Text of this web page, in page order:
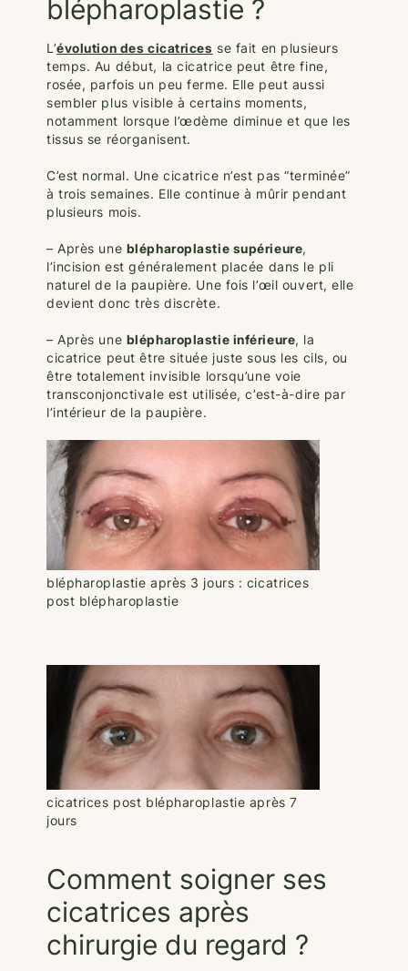
blépharoplastie ?
L’évolution des cicatrices se fait en plusieurs
temps. Au début, la cicatrice peut être fine,
rosée, parfois un peu ferme. Elle peut aussi
sembler plus visible à certains moments,
notamment lorsque l’œdème diminue et que les
tissus se réorganisent.
C’est normal. Une cicatrice n’est pas “terminée”
à trois semaines. Elle continue à mûrir pendant
plusieurs mois.
– Après une blépharoplastie supérieure,
l’incision est généralement placée dans le pli
naturel de la paupière. Une fois l’œil ouvert, elle
devient donc très discrète.
– Après une blépharoplastie inférieure, la
cicatrice peut être située juste sous les cils, ou
être totalement invisible lorsqu’une voie
transconjonctivale est utilisée, c’est-à-dire par
l’intérieur de la paupière.
blépharoplastie après 3 jours : cicatrices
post blépharoplastie
cicatrices post blépharoplastie après 7
jours
Comment soigner ses
cicatrices après
chirurgie du regard ?